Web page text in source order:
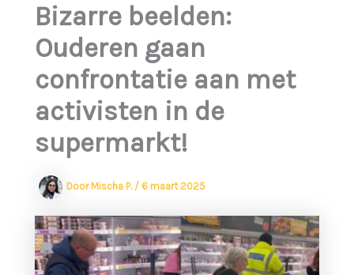
Bizarre beelden:
Ouderen gaan
confrontatie aan met
activisten in de
supermarkt!
Door Mischa P. / 6 maart 2025